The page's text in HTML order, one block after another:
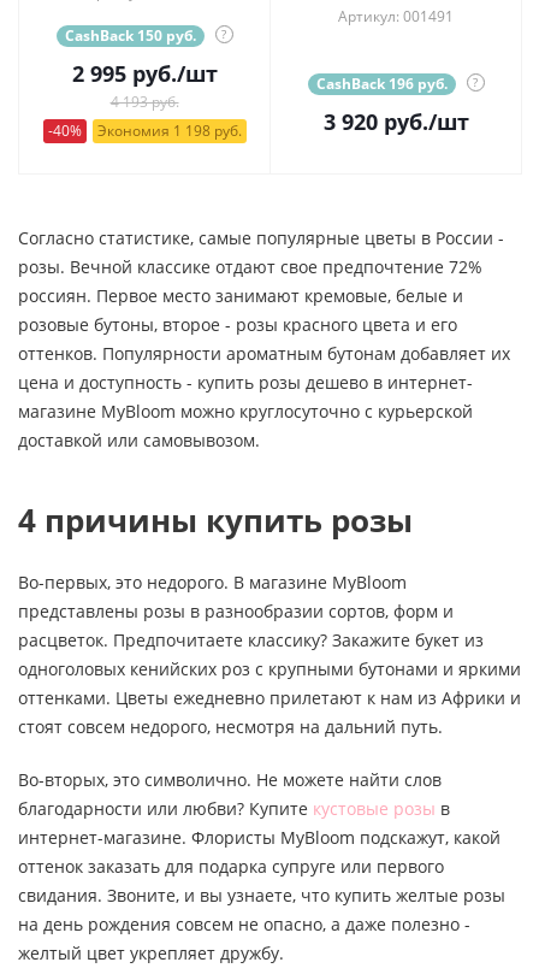
CashBack 150 руб. ?
2 995руб./шт
4 193 руб.
-40%
Экономия 1 198 руб.
Артикул: 001491
CashBack 196 руб. ?
3 920руб./шт
Согласно статистике, самые популярные цветы в России -
розы. Вечной классике отдают свое предпочтение 72%
россиян. Первое место занимают кремовые, белые и
розовые бутоны, второе - розы красного цвета и его
оттенков. Популярности ароматным бутонам добавляет их
цена и доступность - купить розы дешево в интернет-
магазине MyBloom можно круглосуточно с курьерской
доставкой или самовывозом.
4 причины купить розы
Во-первых, это недорого. В магазине MyBloom
представлены розы в разнообразии сортов, форм и
расцветок. Предпочитаете классику? Закажите букет из
одноголовых кенийских роз с крупными бутонами и яркими
оттенками. Цветы ежедневно прилетают к нам из Африки и
стоят совсем недорого, несмотря на дальний путь.
Во-вторых, это символично. Не можете найти слов
благодарности или любви? Купите кустовые розы в
интернет-магазине. Флористы MyBloom подскажут, какой
оттенок заказать для подарка супруге или первого
свидания. Звоните, и вы узнаете, что купить желтые розы
на день рождения совсем не опасно, а даже полезно -
желтый цвет укрепляет дружбу.